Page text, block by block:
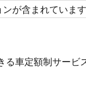
が含まれています
車定額制サービ